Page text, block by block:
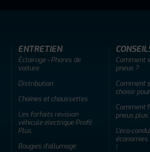
ENTRETIEN
Éclairage - Phares de
voiture
Distribution
Chaînes et chaussettes
Les forfaits révision
véhicule électrique Profil
Plus
Bougies d'allumage
Comment
pneus ?
Comment
choisir
Comment
pneus
L'éco-
!